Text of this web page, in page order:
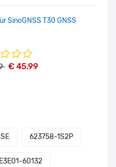
SinoGNSS T30 GNSS
€ 45.99
623758-1S2P
E3E01-60132